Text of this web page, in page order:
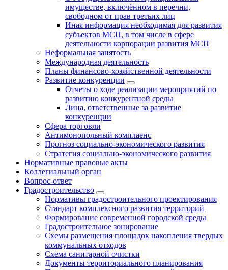
имуществе, включённом в перечни,
свободном от прав третьих лиц
Иная информация необходимая для развития
субъектов МСП, в том числе в сфере
деятельности корпорации развития МСП
Неформальная занятость
Международная деятельность
Планы финансово-хозяйственной деятельности
Развитие конкуренции
Отчеты о ходе реализации мероприятий по
развитию конкурентной среды
Лица, ответственные за развитие
конкуренции
Сфера торговли
Антимонопольный комплаенс
Прогноз социально-экономического развития
Стратегия социально-экономического развития
Нормативные правовые акты
Коллегиальный орган
Вопрос-ответ
Градостроительство
Нормативы градостроительного проектирования
Стандарт комплексного развития территорий
Формирование современной городской среды
Градостроительное зонирование
Схемы размещения площадок накопления твердых
коммунальных отходов
Схема санитарной очистки
Документы территориального планирования